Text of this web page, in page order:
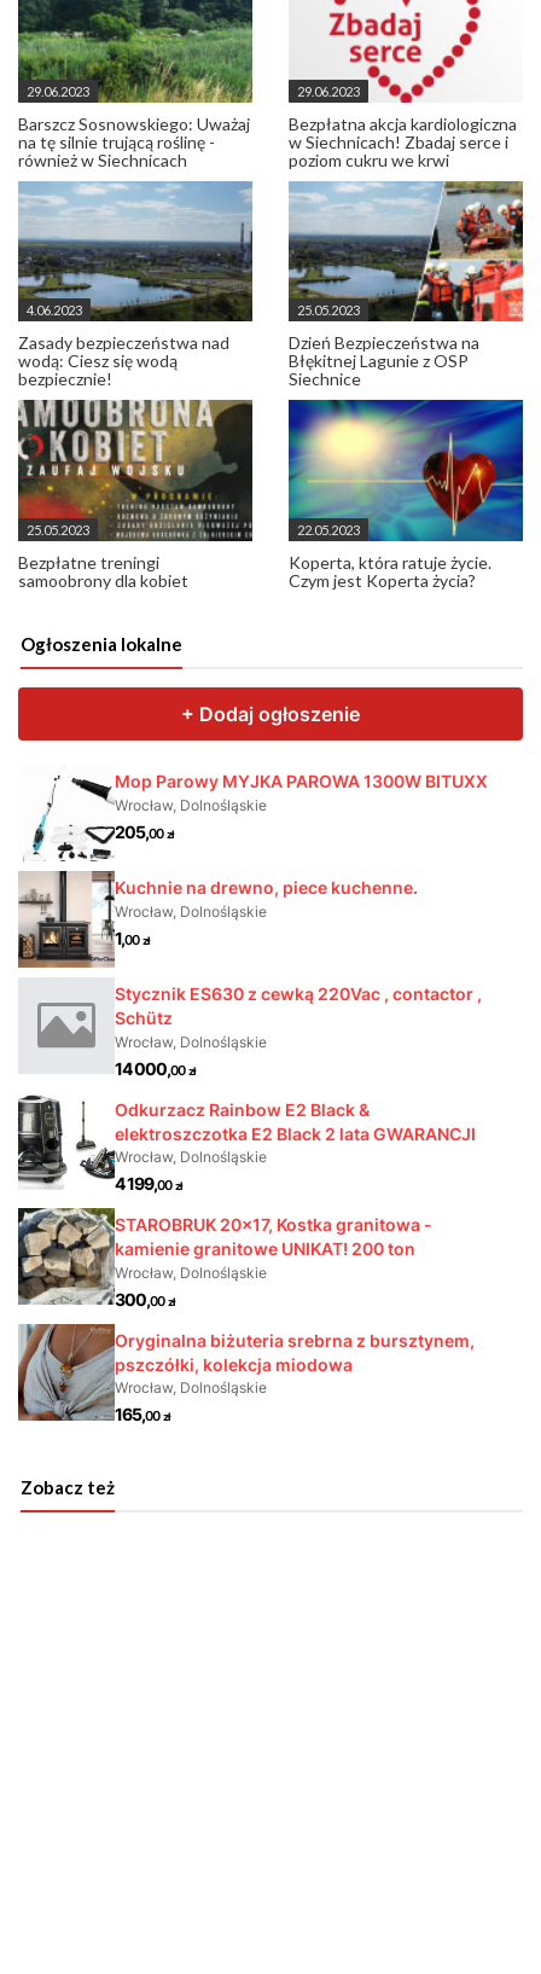
29.06.2023
Barszcz Sosnowskiego: Uważaj
na tę silnie trującą roślinę -
również w Siechnicach
29.06.2023
Bezpłatna akcja kardiologiczna
w Siechnicach! Zbadaj serce i
poziom cukru we krwi
4.06.2023
Zasady bezpieczeństwa nad
wodą: Ciesz się wodą
bezpiecznie!
25.05.2023
Dzień Bezpieczeństwa na
Błękitnej Lagunie z OSP
Siechnice
25.05.2023
Bezpłatne treningi
samoobrony dla kobiet
22.05.2023
Koperta, która ratuje życie.
Czym jest Koperta życia?
Ogłoszenia lokalne
Zobacz też